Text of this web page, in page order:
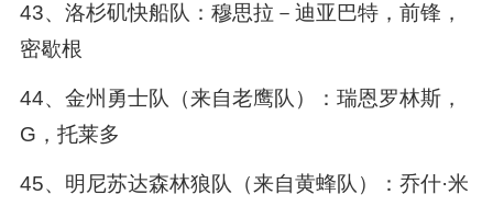
43、洛杉矶快船队：穆思拉－迪亚巴特，前锋，
密歇根
44、金州勇士队（来自老鹰队）：瑞恩罗林斯，
G，托莱多
45、明尼苏达森林狼队（来自黄蜂队）：乔什·米